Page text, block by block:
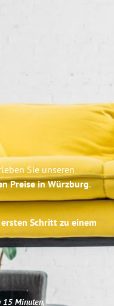
Sie unseren
Preise in Würzburg.
Schritt zu einem
Minuten.